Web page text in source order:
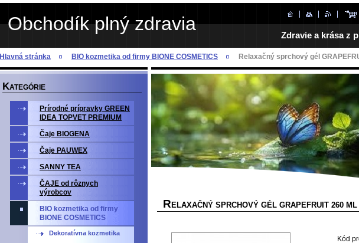
Obchodík plný zdravia
Zdravie a krása z
Hlavná stránka BIO kozmetika od firmy BIONE COSMETICS Relaxačný sprchový gél
R ELAXAČNÝ SPRCHOVÝ GÉL GRAPEFRUIT 260 ML
Kód
KATEGÓRIE
Prírodné prípravky GREEN
IDEA TOPVET PREMIUM
Čaje BIOGENA
Čaje PAUWEX
SANNY TEA
ČAJE od rôznych
výrobcov
BIO kozmetika od firmy
BIONE COSMETICS
Dekoratívna kozmetika